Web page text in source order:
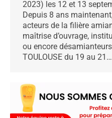
2023) les 12 et 13
Depuis 8 ans
acteurs de la filière
maîtrise d’ouvrage,
ou encore
TOULOUSE du 19 au 21…